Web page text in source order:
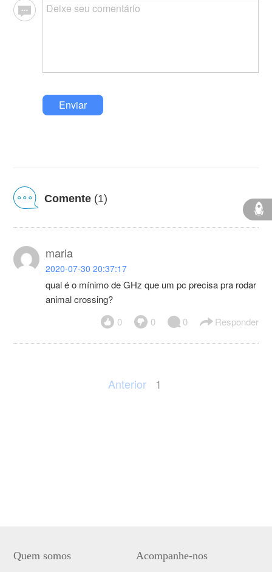
Enviar
Comente (1)
maria
2020-07-30 20:37:17
qual é o mínimo de GHz que um pc precisa pra rodar
animal crossing?
0
0 0 Responder
Anterior 1
Quem somos Acompanhe-nos